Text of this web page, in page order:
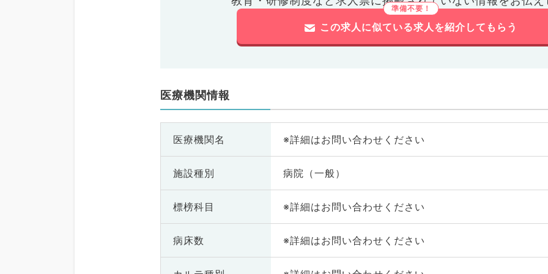
この求人に似ている求人を紹介してもらう
医療機関情報
医療機関名 ※詳細はお問い合わせください
施設種別 病院（一般）
標榜科目 ※詳細はお問い合わせください
病床数 ※詳細はお問い合わせください